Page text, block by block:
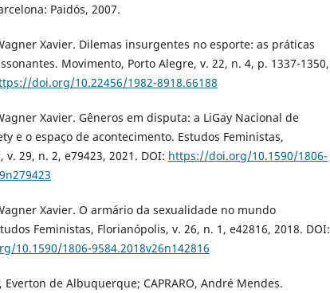
Paidós, 2007.
Xavier. Dilemas insurgentes no esporte: as práticas
Movimento, Porto Alegre, v. 22, n. 4, p. 1337-1350,
doi.org/10.22456/1982-8918.66188
Xavier. Gêneros em disputa: a LiGay Nacional de
e o espaço de acontecimento. Estudos Feministas,
v. 29, n. 2, e79423, 2021. DOI: https://doi.org/10.1590/1806-
Xavier. O armário da sexualidade no mundo
Feministas, Florianópolis, v. 26, n. 1, e42816, 2018. DOI:
10.1590/1806-9584.2018v26n142816
Everton de Albuquerque; CAPRARO, André Mendes.